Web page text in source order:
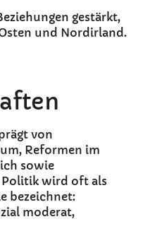
gestärkt,
und Nordirland.
von
Reformen im
sowie
Politik wird oft als
bezeichnet:
moderat,